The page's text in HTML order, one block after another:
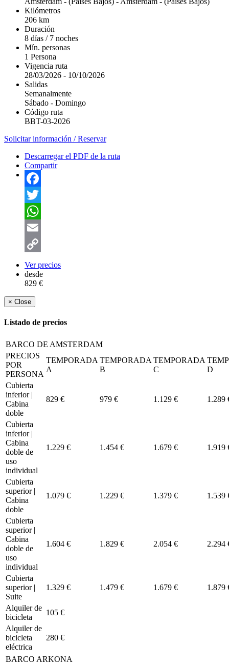
Kilómetros
206 km
Duración
8 días / 7 noches
Mín. personas
1 Persona
Vigencia ruta
28/03/2026 - 10/10/2026
Salidas
Semanalmente
Sábado - Domingo
Código ruta
BBT-03-2026
Solicitar información / Reservar
Descarregar el PDF de la ruta
Compartir
Facebook
Twitter
WhatsApp
Email
Copy
Link
Ver precios
desde
829 €
× Close
Listado de precios
BARCO DE AMSTERDAM
PRECIOS
POR
PERSONA
TEMPORADA
A
TEMPORADA
B
TEMPORADA
C
D
Cubierta
inferior |
Cabina
doble
829 € 979 € 1.129 € 1.289
Cubierta
inferior |
Cabina
doble de
uso
individual
1.229 € 1.454 € 1.679 € 1.919
Cubierta
superior |
Cabina
doble
1.079 € 1.229 € 1.379 € 1.539
Cubierta
superior |
Cabina
doble de
uso
individual
1.604 € 1.829 € 2.054 € 2.294
Cubierta
superior |
Suite
1.329 € 1.479 € 1.679 € 1.879
Alquiler de
bicicleta
105 €
Alquiler de
bicicleta
eléctrica
280 €
BARCO ARKONA